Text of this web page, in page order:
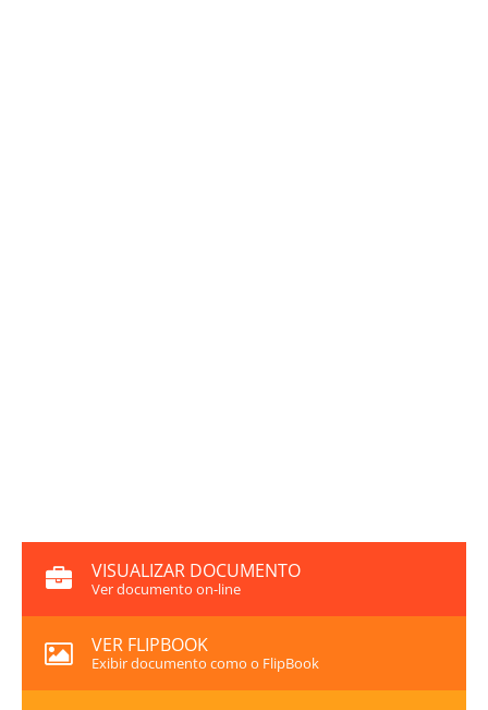
VISUALIZAR DOCUMENTO
Ver documento on-line
VER FLIPBOOK
Exibir documento como o FlipBook